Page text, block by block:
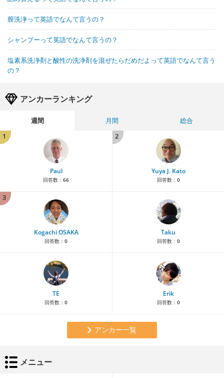
膣洗浄って英語でなんて言うの？
シャンプーって英語でなんて言うの？
塩素系洗浄剤と酸性の洗浄剤を混ぜたらだめだよって英語でなんて言う
の？
アンカーランキング
週間 月間
総合
1
Paul
回答数： 66
2
Yuya J. Kato
回答数： 0
3
Kogachi OSAKA
回答数： 0
Taku
回答数： 0
TE
回答数： 0
Erik
回答数： 0
アンカー一覧
メニュー